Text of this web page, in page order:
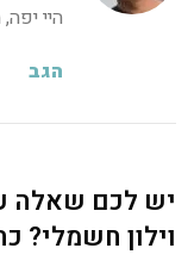
היי
הגב
יש לכם שאלה
וילון חשמלי?